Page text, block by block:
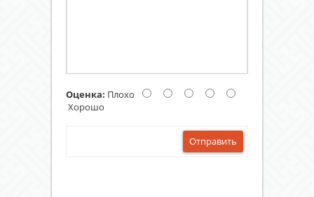
Оценка: Плохо
Хорошо
Отправить